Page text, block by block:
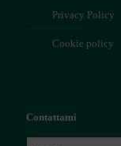
Privacy Policy
Cookie policy
Contattami